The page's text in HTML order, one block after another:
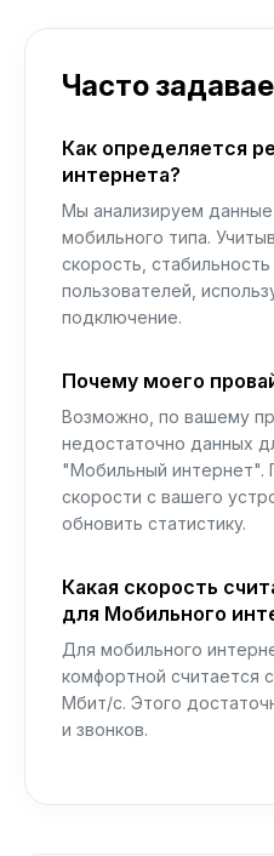
Часто
Как определяется
интернета?
Мы анализируем данные
мобильного типа.
скорость,
пользователей,
подключение.
Почему моего
Возможно, по вашему
недостаточно данных
"Мобильный интернет".
скорости с вашего
обновить статистику.
Какая скорость
для Мобильного
Для мобильного
комфортной считается
Мбит/с. Этого
и звонков.